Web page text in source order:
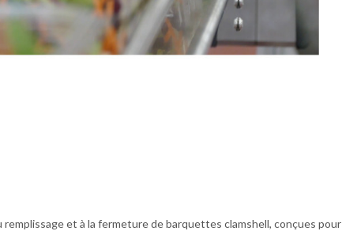
et à la fermeture de barquettes clamshell, conçues pour